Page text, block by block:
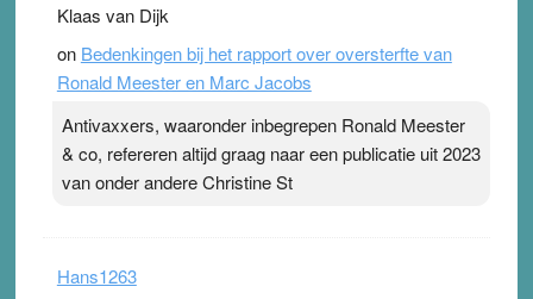
Klaas van Dijk
on Bedenkingen bij het rapport over oversterfte van
Ronald Meester en Marc Jacobs
Antivaxxers, waaronder inbegrepen Ronald Meester
& co, refereren altijd graag naar een publicatie uit 2023
van onder andere Christine St
Hans1263